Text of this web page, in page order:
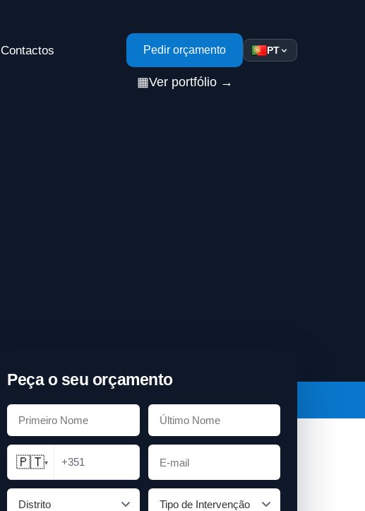
Contactos Pedir orçamento
▦Ver portfólio →
PT
Peça o seu orçamento
🇵🇹▾ +351